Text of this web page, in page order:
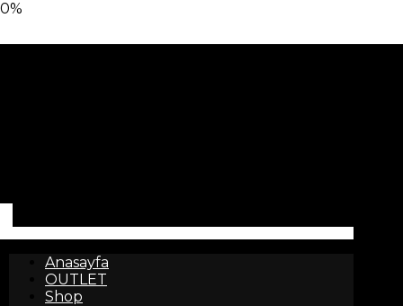
0%
Anasayfa
OUTLET
Shop